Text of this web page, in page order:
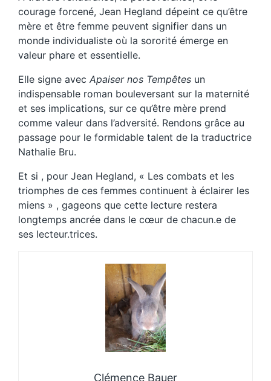
courage forcené, Jean Hegland dépeint ce qu’être
mère et être femme peuvent signifier dans un
monde individualiste où la sororité émerge en
valeur phare et essentielle.
Elle signe avec Apaiser nos Tempêtes un
indispensable roman bouleversant sur la maternité
et ses implications, sur ce qu’être mère prend
comme valeur dans l’adversité. Rendons grâce au
passage pour le formidable talent de la traductrice
Nathalie Bru.
Et si , pour Jean Hegland, « Les combats et les
triomphes de ces femmes continuent à éclairer les
miens » , gageons que cette lecture restera
longtemps ancrée dans le cœur de chacun.e de
ses lecteur.trices.
Clémence Bauer